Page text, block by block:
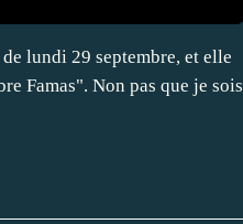
lundi 29 septembre, et elle
Famas". Non pas que je sois